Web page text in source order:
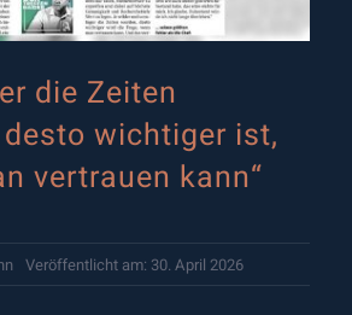
die Zeiten
wichtiger ist,
vertrauen kann“
Veröffentlicht am: 30. April 2026